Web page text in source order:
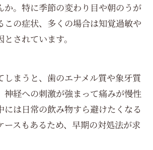
か。特に季節の変わり目や朝のうが
この症状、多くの場合は知覚過敏や
されています。
しまうと、歯のエナメル質や象牙質
神経への刺激が強まって痛みが慢性
には日常の飲み物すら避けたくなる
ースもあるため、早期の対処法が求